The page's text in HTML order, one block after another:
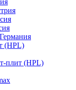
(HPL)
плит (HPL)